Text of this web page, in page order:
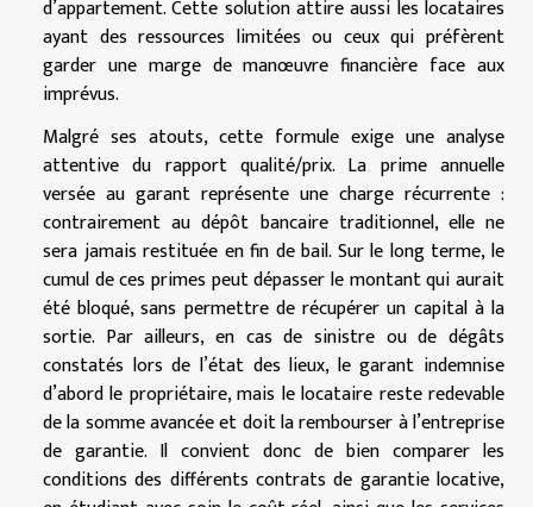
d’appartement. Cette solution attire aussi les locataires
ayant des ressources limitées ou ceux qui préfèrent
garder une marge de manœuvre financière face aux
imprévus.
Malgré ses atouts, cette formule exige une analyse
attentive du rapport qualité/prix. La prime annuelle
versée au garant représente une charge récurrente :
contrairement au dépôt bancaire traditionnel, elle ne
sera jamais restituée en fin de bail. Sur le long terme, le
cumul de ces primes peut dépasser le montant qui aurait
été bloqué, sans permettre de récupérer un capital à la
sortie. Par ailleurs, en cas de sinistre ou de dégâts
constatés lors de l’état des lieux, le garant indemnise
d’abord le propriétaire, mais le locataire reste redevable
de la somme avancée et doit la rembourser à l’entreprise
de garantie. Il convient donc de bien comparer les
conditions des différents contrats de garantie locative,